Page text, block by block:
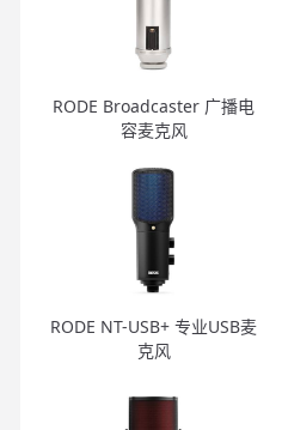
RODE Broadcaster 广播电
容麦克风
RODE NT-USB+ 专业USB麦
克风